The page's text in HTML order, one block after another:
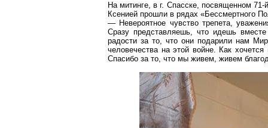
На митинге, вг. Спасске, посвященном 71-
Ксенией прошли в рядах «Бессмертного
— Невероятное чувство трепета,
Сразу представляешь, что идешь
радости за то, что они подарили нам
человечества на этой войне. Как
Спасибо за то, что мы живем, живем